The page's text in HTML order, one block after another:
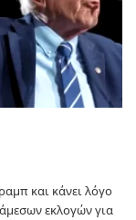
και κάνει λόγο
εκλογών για